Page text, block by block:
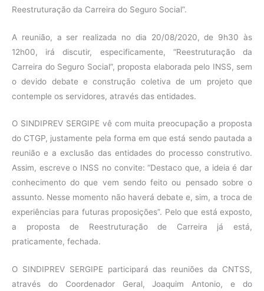
Reestruturação da Carreira do Seguro Social”.
A reunião, a ser realizada no dia 20/08/2020, de 9h30 às
12h00, irá discutir, especificamente, “Reestruturação da
Carreira do Seguro Social”, proposta elaborada pelo INSS, sem
o devido debate e construção coletiva de um projeto que
contemple os servidores, através das entidades.
O SINDIPREV SERGIPE vê com muita preocupação a proposta
do CTGP, justamente pela forma em que está sendo pautada a
reunião e a exclusão das entidades do processo construtivo.
Assim, escreve o INSS no convite: “Destaco que, a ideia é dar
conhecimento do que vem sendo feito ou pensado sobre o
assunto. Nesse momento não haverá debate e, sim, a troca de
experiências para futuras proposições”. Pelo que está exposto,
a proposta de Reestruturação de Carreira já está,
praticamente, fechada.
O SINDIPREV SERGIPE participará das reuniões da CNTSS,
através do Coordenador Geral, Joaquim Antonio, e do